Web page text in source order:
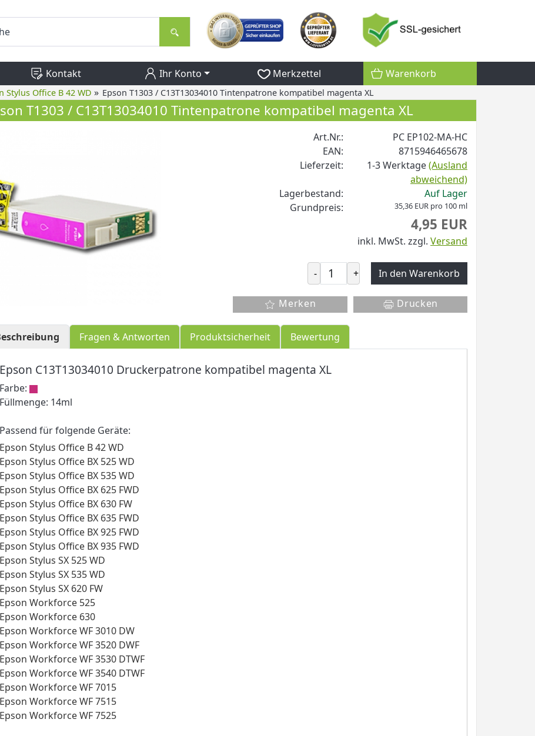
Kontakt Ihr Konto Merkzettel Warenkorb
Stylus Office B 42 WD » Epson T1303 / C13T13034010 Tintenpatrone kompatibel magenta XL
T1303 / C13T13034010 Tintenpatrone kompatibel magenta XL
Art.Nr.:
PC EP102-MA-HC
EAN:
8715946465678
Lieferzeit:
1-3 Werktage(Ausland
abweichend)
Lagerbestand:
Auf Lager
Grundpreis:
35,36 EUR pro 100 ml
4,95 EUR
inkl. MwSt. zzgl. Versand
- + In den Warenkorb
Merken Drucken
Fragen & Antworten Produktsicherheit Bewertung
Epson C13T13034010 Druckerpatrone kompatibel magenta XL
Farbe:
Füllmenge: 14ml
Passend für folgende Geräte:
Epson Stylus Office B 42 WD
Epson Stylus Office BX 525 WD
Epson Stylus Office BX 535 WD
Epson Stylus Office BX 625 FWD
Epson Stylus Office BX 630 FW
Epson Stylus Office BX 635 FWD
Epson Stylus Office BX 925 FWD
Epson Stylus Office BX 935 FWD
Epson Stylus SX 525 WD
Epson Stylus SX 535 WD
Epson Stylus SX 620 FW
Epson Workforce 525
Epson Workforce 630
Epson Workforce WF 3010 DW
Epson Workforce WF 3520 DWF
Epson Workforce WF 3530 DTWF
Epson Workforce WF 3540 DTWF
Epson Workforce WF 7015
Epson Workforce WF 7515
Epson Workforce WF 7525